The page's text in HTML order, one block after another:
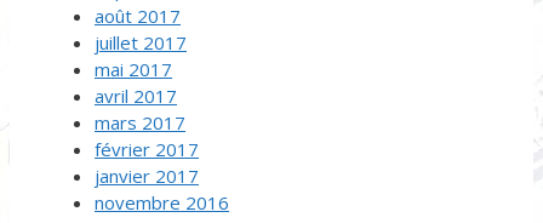
août 2017
juillet 2017
mai 2017
avril 2017
mars 2017
février 2017
janvier 2017
novembre 2016